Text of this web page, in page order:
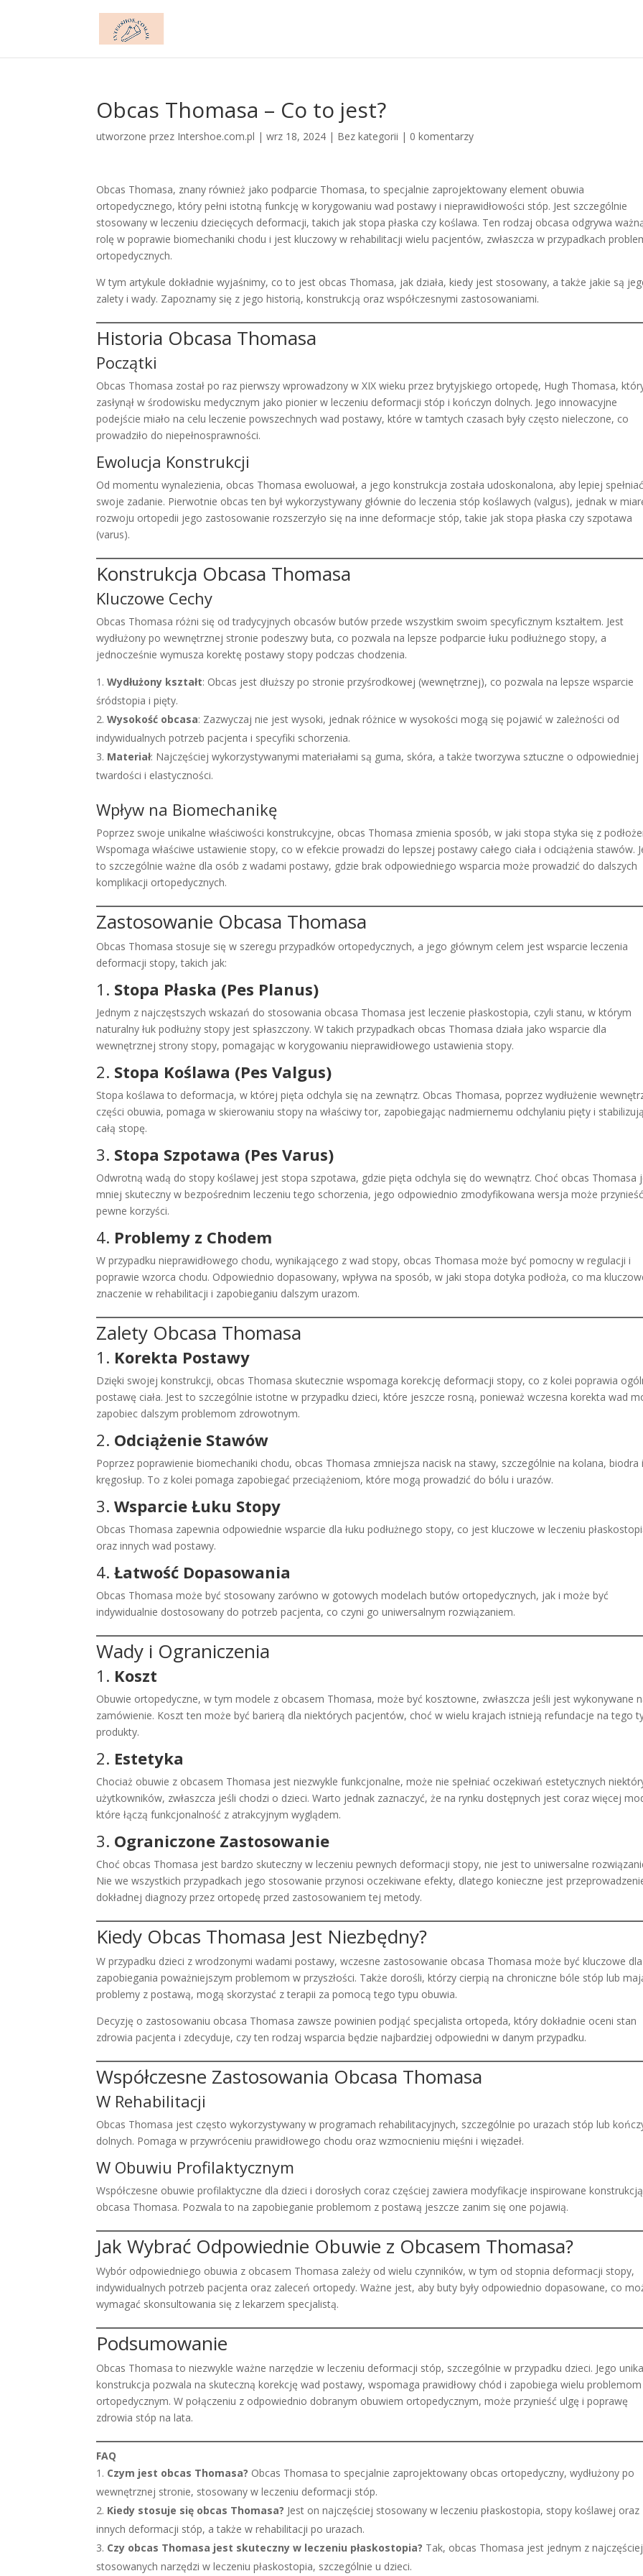
Obcas Thomasa – Co to jest?
utworzone przez Intershoe.com.pl |wrz 18, 2024 | Bez kategorii | 0 komentarzy
Obcas Thomasa, znany również jako podparcie Thomasa, to specjalnie zaprojektowany element obuwia
ortopedycznego, który pełni istotną funkcję w korygowaniu wad postawy i nieprawidłowości stóp. Jest szczególnie
stosowany w leczeniu dziecięcych deformacji, takich jak stopa płaska czy koślawa. Ten rodzaj obcasa odgrywa
rolę w poprawie biomechaniki chodu i jest kluczowy w rehabilitacji wielu pacjentów, zwłaszcza w przypadkach
ortopedycznych.
W tym artykule dokładnie wyjaśnimy, co to jest obcas Thomasa, jak działa, kiedy jest stosowany, a także jakie są
zalety i wady. Zapoznamy się z jego historią, konstrukcją oraz współczesnymi zastosowaniami.
Historia Obcasa Thomasa
Początki
Obcas Thomasa został po raz pierwszy wprowadzony w XIX wieku przez brytyjskiego ortopedę, Hugh Thomasa,
zasłynął w środowisku medycznym jako pionier w leczeniu deformacji stóp i kończyn dolnych. Jego innowacyjne
podejście miało na celu leczenie powszechnych wad postawy, które w tamtych czasach były często nieleczone, co
prowadziło do niepełnosprawności.
Ewolucja Konstrukcji
Od momentu wynalezienia, obcas Thomasa ewoluował, a jego konstrukcja została udoskonalona, aby lepiej spełniać
swoje zadanie. Pierwotnie obcas ten był wykorzystywany głównie do leczenia stóp koślawych (valgus), jednak w
rozwoju ortopedii jego zastosowanie rozszerzyło się na inne deformacje stóp, takie jak stopa płaska czy szpotawa
(varus).
Konstrukcja Obcasa Thomasa
Kluczowe Cechy
Obcas Thomasa różni się od tradycyjnych obcasów butów przede wszystkim swoim specyficznym kształtem. Jest
wydłużony po wewnętrznej stronie podeszwy buta, co pozwala na lepsze podparcie łuku podłużnego stopy, a
jednocześnie wymusza korektę postawy stopy podczas chodzenia.
Wydłużony kształt: Obcas jest dłuższy po stronie przyśrodkowej (wewnętrznej), co pozwala na lepsze wsparcie
śródstopia i pięty.
Wysokość obcasa: Zazwyczaj nie jest wysoki, jednak różnice w wysokości mogą się pojawić w zależności od
indywidualnych potrzeb pacjenta i specyfiki schorzenia.
Materiał: Najczęściej wykorzystywanymi materiałami są guma, skóra, a także tworzywa sztuczne o odpowiedniej
twardości i elastyczności.
Wpływ na Biomechanikę
Poprzez swoje unikalne właściwości konstrukcyjne, obcas Thomasa zmienia sposób, w jaki stopa styka się z
Wspomaga właściwe ustawienie stopy, co w efekcie prowadzi do lepszej postawy całego ciała i odciążenia stawów.
to szczególnie ważne dla osób z wadami postawy, gdzie brak odpowiedniego wsparcia może prowadzić do dalszych
komplikacji ortopedycznych.
Zastosowanie Obcasa Thomasa
Obcas Thomasa stosuje się w szeregu przypadków ortopedycznych, a jego głównym celem jest wsparcie leczenia
deformacji stopy, takich jak:
1. Stopa Płaska (Pes Planus)
Jednym z najczęstszych wskazań do stosowania obcasa Thomasa jest leczenie płaskostopia, czyli stanu, w którym
naturalny łuk podłużny stopy jest spłaszczony. W takich przypadkach obcas Thomasa działa jako wsparcie dla
wewnętrznej strony stopy, pomagając w korygowaniu nieprawidłowego ustawienia stopy.
2. Stopa Koślawa (Pes Valgus)
Stopa koślawa to deformacja, w której pięta odchyla się na zewnątrz. Obcas Thomasa, poprzez wydłużenie
części obuwia, pomaga w skierowaniu stopy na właściwy tor, zapobiegając nadmiernemu odchylaniu pięty i
całą stopę.
3. Stopa Szpotawa (Pes Varus)
Odwrotną wadą do stopy koślawej jest stopa szpotawa, gdzie pięta odchyla się do wewnątrz. Choć obcas Thomasa
mniej skuteczny w bezpośrednim leczeniu tego schorzenia, jego odpowiednio zmodyfikowana wersja może przynieść
pewne korzyści.
4. Problemy z Chodem
W przypadku nieprawidłowego chodu, wynikającego z wad stopy, obcas Thomasa może być pomocny w regulacji i
poprawie wzorca chodu. Odpowiednio dopasowany, wpływa na sposób, w jaki stopa dotyka podłoża, co ma
znaczenie w rehabilitacji i zapobieganiu dalszym urazom.
Zalety Obcasa Thomasa
1. Korekta Postawy
Dzięki swojej konstrukcji, obcas Thomasa skutecznie wspomaga korekcję deformacji stopy, co z kolei poprawia
postawę ciała. Jest to szczególnie istotne w przypadku dzieci, które jeszcze rosną, ponieważ wczesna korekta wad
zapobiec dalszym problemom zdrowotnym.
2. Odciążenie Stawów
Poprzez poprawienie biomechaniki chodu, obcas Thomasa zmniejsza nacisk na stawy, szczególnie na kolana, biodra i
kręgosłup. To z kolei pomaga zapobiegać przeciążeniom, które mogą prowadzić do bólu i urazów.
3.Wsparcie Łuku Stopy
Obcas Thomasa zapewnia odpowiednie wsparcie dla łuku podłużnego stopy, co jest kluczowe w leczeniu
oraz innych wad postawy.
4.Łatwość Dopasowania
Obcas Thomasa może być stosowany zarówno w gotowych modelach butów ortopedycznych, jak i może być
indywidualnie dostosowany do potrzeb pacjenta, co czyni go uniwersalnym rozwiązaniem.
Wady i Ograniczenia
1. Koszt
Obuwie ortopedyczne, w tym modele z obcasem Thomasa, może być kosztowne, zwłaszcza jeśli jest wykonywane
zamówienie. Koszt ten może być barierą dla niektórych pacjentów, choć w wielu krajach istnieją refundacje na tego
produkty.
2. Estetyka
Chociaż obuwie z obcasem Thomasa jest niezwykle funkcjonalne, może nie spełniać oczekiwań estetycznych
użytkowników, zwłaszcza jeśli chodzi o dzieci. Warto jednak zaznaczyć, że na rynku dostępnych jest coraz więcej
które łączą funkcjonalność z atrakcyjnym wyglądem.
3. Ograniczone Zastosowanie
Choć obcas Thomasa jest bardzo skuteczny w leczeniu pewnych deformacji stopy, nie jest to uniwersalne
Nie we wszystkich przypadkach jego stosowanie przynosi oczekiwane efekty, dlatego konieczne jest
dokładnej diagnozy przez ortopedę przed zastosowaniem tej metody.
Kiedy Obcas Thomasa Jest Niezbędny?
W przypadku dzieci z wrodzonymi wadami postawy, wczesne zastosowanie obcasa Thomasa może być kluczowe dla
zapobiegania poważniejszym problemom w przyszłości. Także dorośli, którzy cierpią na chroniczne bóle stóp lub
problemy z postawą, mogą skorzystać z terapii za pomocą tego typu obuwia.
Decyzję o zastosowaniu obcasa Thomasa zawsze powinien podjąć specjalista ortopeda, który dokładnie oceni stan
zdrowia pacjenta i zdecyduje, czy ten rodzaj wsparcia będzie najbardziej odpowiedni w danym przypadku.
Współczesne Zastosowania Obcasa Thomasa
W Rehabilitacji
Obcas Thomasa jest często wykorzystywany w programach rehabilitacyjnych, szczególnie po urazach stóp lub
dolnych. Pomaga w przywróceniu prawidłowego chodu oraz wzmocnieniu mięśni i więzadeł.
W Obuwiu Profilaktycznym
Współczesne obuwie profilaktyczne dla dzieci i dorosłych coraz częściej zawiera modyfikacje inspirowane konstrukcją
obcasa Thomasa. Pozwala to na zapobieganie problemom z postawą jeszcze zanim się one pojawią.
Jak Wybrać Odpowiednie Obuwie z Obcasem Thomasa?
Wybór odpowiedniego obuwia z obcasem Thomasa zależy od wielu czynników, w tym od stopnia deformacji stopy,
indywidualnych potrzeb pacjenta oraz zaleceń ortopedy. Ważne jest, aby buty były odpowiednio dopasowane, co
wymagać skonsultowania się z lekarzem specjalistą.
Podsumowanie
Obcas Thomasa to niezwykle ważne narzędzie w leczeniu deformacji stóp, szczególnie w przypadku dzieci. Jego
konstrukcja pozwala na skuteczną korekcję wad postawy, wspomaga prawidłowy chód i zapobiega wielu problemom
ortopedycznym. W połączeniu z odpowiednio dobranym obuwiem ortopedycznym, może przynieść ulgę i poprawę
zdrowia stóp na lata.
FAQ
Czym jest obcas Thomasa? Obcas Thomasa to specjalnie zaprojektowany obcas ortopedyczny, wydłużony po
wewnętrznej stronie, stosowany w leczeniu deformacji stóp.
Kiedy stosuje się obcas Thomasa? Jest on najczęściej stosowany w leczeniu płaskostopia, stopy koślawej oraz
innych deformacji stóp, a także w rehabilitacji po urazach.
Czy obcas Thomasa jest skuteczny w leczeniu płaskostopia? Tak, obcas Thomasa jest jednym z najczęściej
stosowanych narzędzi w leczeniu płaskostopia, szczególnie u dzieci.